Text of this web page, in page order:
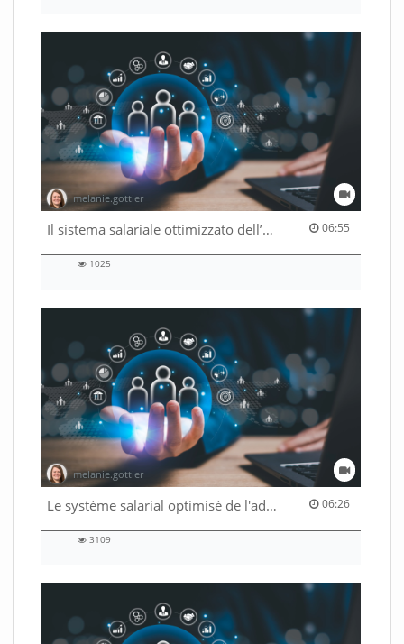
melanie.gottier
Il sistema salariale ottimizzato dell’Amministrazione federale 06:55
06:55 duration
1025
melanie.gottier
Le système salarial optimisé de l'administration fédérale 06:26
06:26 duration
3109